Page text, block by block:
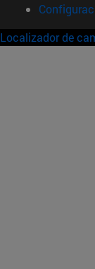
Localizador de